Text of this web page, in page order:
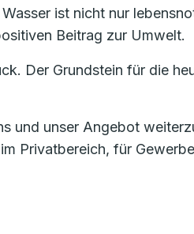
ist nicht nur
Beitrag zur Umwelt.
Der Grundstein für die
unser Angebot
Privatbereich, für